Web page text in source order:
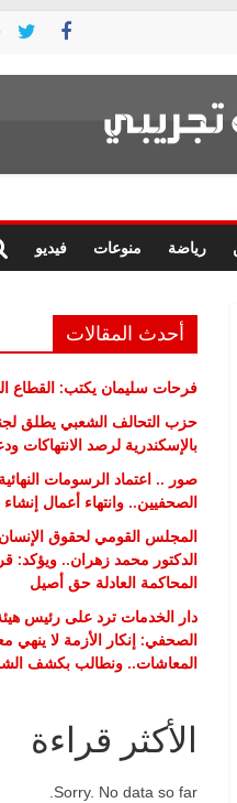
رياضة منوعات فيديو
أحدث المقالات
فرحات سليمان يكتب: القطاع
حزب التحالف الشعبي يطلق
بالإسكندرية لرصد الانتهاكات
صور .. اعتماد الرسومات
الصحفيين.. وانتهاء أعمال إنشاء
المجلس القومي لحقوق
الدكتور محمد زهران.. ويؤكد:
المحاكمة العادلة حق أصيل
دار الخدمات ترد على رئيس
الصحفي: إنكار الأزمة لا ينهي
المعاشات.. ونطالب بكشف
الأكثر قراءة
Sorry. No data so far.